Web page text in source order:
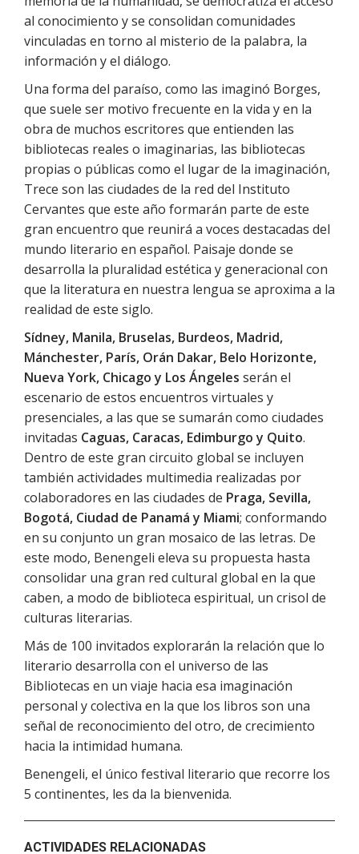
al conocimiento y se consolidan comunidades
vinculadas en torno al misterio de la palabra, la
información y el diálogo.
Una forma del paraíso, como las imaginó Borges,
que suele ser motivo frecuente en la vida y en la
obra de muchos escritores que entienden las
bibliotecas reales o imaginarias, las bibliotecas
propias o públicas como el lugar de la imaginación,
Trece son las ciudades de la red del Instituto
Cervantes que este año formarán parte de este
gran encuentro que reunirá a voces destacadas del
mundo literario en español. Paisaje donde se
desarrolla la pluralidad estética y generacional con
que la literatura en nuestra lengua se aproxima a la
realidad de este siglo.
Sídney, Manila, Bruselas, Burdeos, Madrid,
Mánchester, París, Orán Dakar, Belo Horizonte,
Nueva York, Chicago y Los Ángeles serán el
escenario de estos encuentros virtuales y
presenciales, a las que se sumarán como ciudades
invitadas Caguas, Caracas, Edimburgo y Quito.
Dentro de este gran circuito global se incluyen
también actividades multimedia realizadas por
colaboradores en las ciudades de Praga, Sevilla,
Bogotá, Ciudad de Panamá y Miami; conformando
en su conjunto un gran mosaico de las letras. De
este modo, Benengeli eleva su propuesta hasta
consolidar una gran red cultural global en la que
caben, a modo de biblioteca espiritual, un crisol de
culturas literarias.
Más de 100 invitados explorarán la relación que lo
literario desarrolla con el universo de las
Bibliotecas en un viaje hacia esa imaginación
personal y colectiva en la que los libros son una
señal de reconocimiento del otro, de crecimiento
hacia la intimidad humana.
Benengeli, el único festival literario que recorre los
5 continentes, les da la bienvenida.
ACTIVIDADES RELACIONADAS